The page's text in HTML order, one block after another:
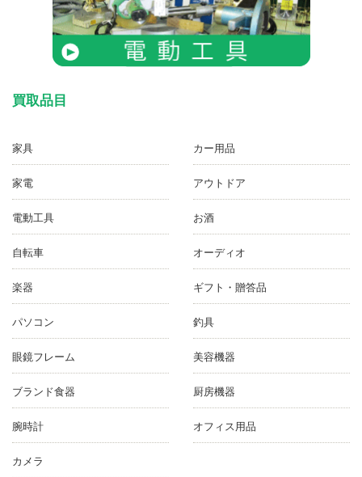
買取品目
家具
家電
電動工具
自転車
楽器
パソコン
眼鏡フレーム
ブランド食器
腕時計
カメラ
カー用品
アウトドア
お酒
オーディオ
ギフト・贈答品
釣具
美容機器
厨房機器
オフィス用品